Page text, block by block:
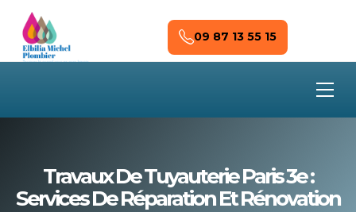
Skip to main content
09 87 13 55 15
Travaux De Tuyauterie Paris 3e :
Services De Réparation Et Rénovation